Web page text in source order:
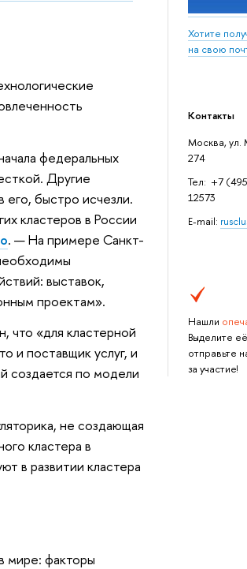
Хотите
на свою
Контакты
Москва, ул.
274
Тел: +7
12573
E-mail:
Нашли
Выделите
отправьте
за участие!
федеральных
Другие
его, быстро исчезли.
кластеров в России
. — На примере Санкт-
выставок,
проектам».
что «для кластерной
и поставщик услуг, и
создается по модели
не создающая
кластера в
в развитии кластера
мире: факторы